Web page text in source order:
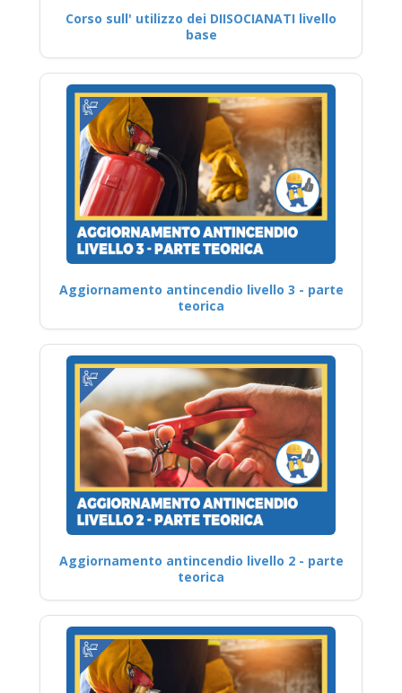
Corso sull' utilizzo dei DIISOCIANATI livello
base
Aggiornamento antincendio livello 3 - parte
teorica
Aggiornamento antincendio livello 2 - parte
teorica